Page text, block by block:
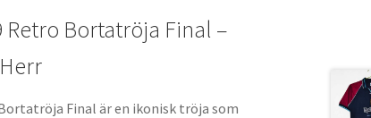
Retro Bortatröja Final –
Final är en ikonisk tröja som